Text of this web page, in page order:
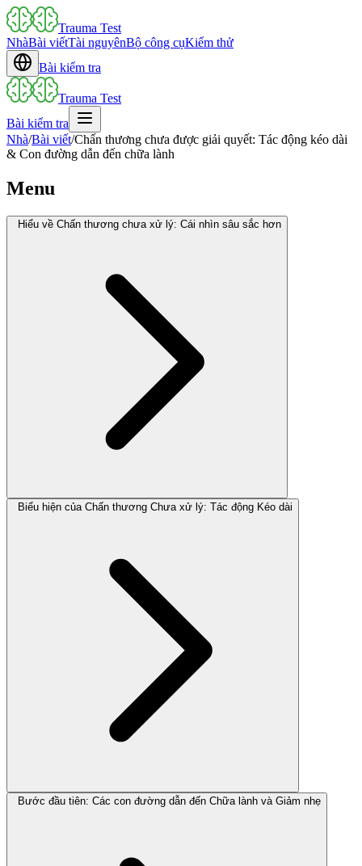
Trauma Test
NhàBài viếtTài nguyênBộ công cụKiểm thử
Bài kiểm tra
Trauma Test
Bài kiểm tra
Nhà/Bài viết/Chấn thương chưa được giải quyết: Tác động kéo dài
& Con đường dẫn đến chữa lành
Menu
Hiểu về Chấn thương chưa xử lý: Cái nhìn sâu sắc hơn
Biểu hiện của Chấn thương Chưa xử lý: Tác động Kéo dài
Bước đầu tiên: Các con đường dẫn đến Chữa lành và Giảm nhẹ